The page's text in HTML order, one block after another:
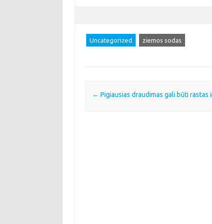
Uncategorized ziemos sodas
Post navigation
← Pigiausias draudimas gali būti rastas